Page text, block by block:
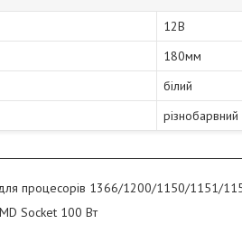
12В
180мм
білий
різнобарвний
процесорів 1366/1200/1150/1151/
Socket 100 Вт